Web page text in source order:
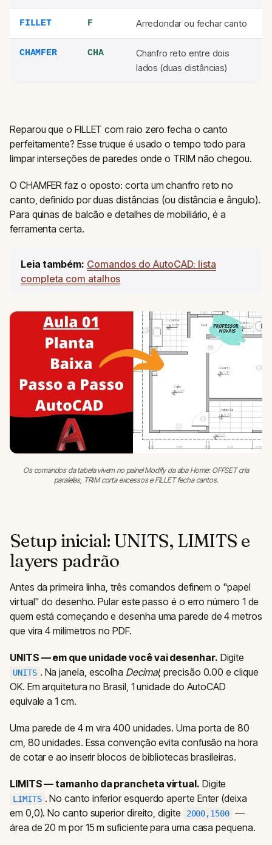
FILLET F Arredondar ou fechar canto
CHAMFER CHA
Chanfro reto entre dois
lados (duas distâncias)
Reparou que o FILLET com raio zero fecha o canto
perfeitamente? Esse truque é usado o tempo todo para
limpar interseções de paredes onde o TRIM não chegou.
O CHAMFER faz o oposto: corta um chanfro reto no
canto, definido por duas distâncias (ou distância e ângulo).
Para quinas de balcão e detalhes de mobiliário, é a
ferramenta certa.
Leia também: Comandos do AutoCAD: lista
completa com atalhos
Os comandos da tabela vivem no painel Modify da aba Home: OFFSET cria
paralelas, TRIM corta excessos e FILLET fecha cantos.
Setup inicial: UNITS, LIMITS e
layers padrão
Antes da primeira linha, três comandos definem o "papel
virtual" do desenho. Pular este passo é o erro número 1 de
quem está começando e desenha uma parede de 4 metros
que vira 4 milímetros no PDF.
UNITS — em que unidade você vai desenhar. Digite
UNITS . Na janela, escolha Decimal, precisão 0.00 e clique
OK. Em arquitetura no Brasil, 1 unidade do AutoCAD
equivale a 1 cm.
Uma parede de 4 m vira 400 unidades. Uma porta de 80
cm, 80 unidades. Essa convenção evita confusão na hora
de cotar e ao inserir blocos de bibliotecas brasileiras.
LIMITS — tamanho da prancheta virtual. Digite
LIMITS . No canto inferior esquerdo aperte Enter (deixa
em 0,0). No canto superior direito, digite
2000,1500 —
área de 20 m por 15 m suficiente para uma casa pequena.